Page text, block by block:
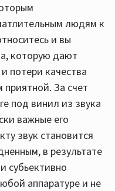
людям к
и вы
которую дают
потери качества
приятной. За счет
под винил из звука
важные его
звук становится
в результате
субьективно
аппаратуре и не